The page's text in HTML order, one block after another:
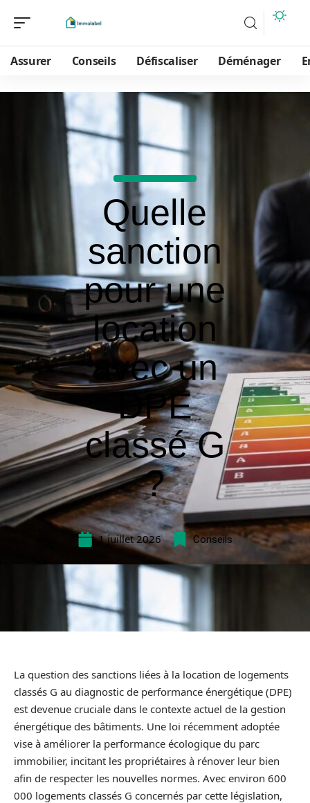
Assurer Conseils Défiscaliser Déménager
Quelle
sanction
pour une
location
avec un
DPE
classé G
?
1 juillet 2026 Conseils
La question des sanctions liées à la location de logements
classés G au diagnostic de performance énergétique (DPE)
est devenue cruciale dans le contexte actuel de la gestion
énergétique des bâtiments. Une loi récemment adoptée
vise à améliorer la performance écologique du parc
immobilier, incitant les propriétaires à rénover leur bien
afin de respecter les nouvelles normes. Avec environ 600
000 logements classés G concernés par cette législation,